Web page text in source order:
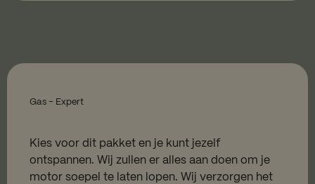
Gas - Expert
Kies voor dit pakket en je kunt jezelf
ontspannen. Wij zullen er alles aan doen om je
motor soepel te laten lopen. Wij verzorgen het